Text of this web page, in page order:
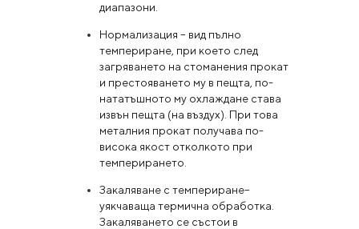
диапазони.
Нормализация – вид пълно
темпериране, при което след
загряването на стоманения прокат
и престояването му в пещта, по-
нататъшното му охлаждане става
извън пещта (на въздух). При това
металния прокат получава по-
висока якост отколкото при
темперирането.
Закаляване с темпериране–
уякчаваща термична обработка.
Закаляването се състои в